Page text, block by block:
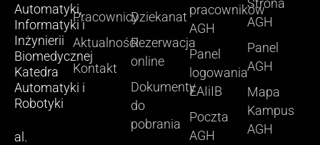
Automatyki,
Informatyki i
Inżynierii
Biomedycznej
Katedra
Automatyki i
Robotyki
al.
Pracownicy
Aktualności
Kontakt
Dziekanat
Rezerwacja
online
Dokumenty
do
pobrania
pracowników
AGH
Panel
logowania
EAIiIB
Poczta
AGH
Strona
AGH
Panel
AGH
Mapa
Kampus
AGH